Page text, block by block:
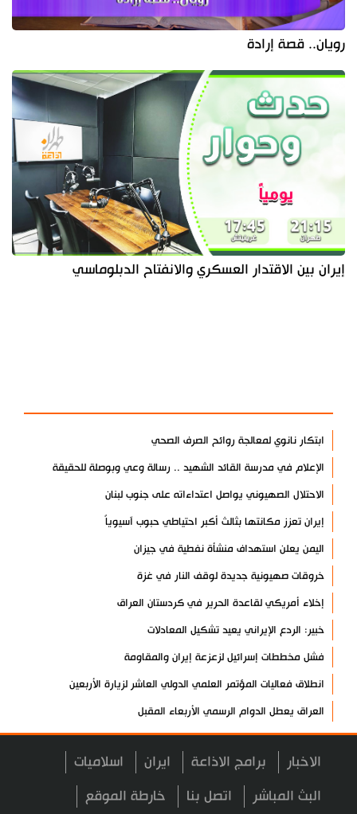
رويان.. قصة إرادة
إيران بين الاقتدار العسكري والانفتاح الدبلوماسي
ابتكار نانوي لمعالجة روائح الصرف الصحي
الإعلام في مدرسة القائد الشهيد .. رسالة وعي وبوصلة للحقيقة
الاحتلال الصهيوني يواصل اعتداءاته على جنوب لبنان
إيران تعزز مكانتها بثالث أكبر احتياطي حبوب آسيوياً
اليمن يعلن استهداف منشأة نفطية في جيزان
خروقات صهيونية جديدة لوقف النار في غزة
إخلاء أمريكي لقاعدة الحرير في كردستان العراق
خبير: الردع الإيراني يعيد تشكيل المعادلات
فشل مخططات إسرائيل لزعزعة إيران والمقاومة
انطلاق فعاليات المؤتمر العلمي الدولي العاشر لزيارة الأربعين
العراق يعطل الدوام الرسمي الأربعاء المقبل
مسؤول عسكري: نظامنا القائم في مضيق هرمز لا رجعة عنه
سيرة الشهداء المدافعين عن المراقد المقدسة في رحاب الثقافة
الاخبار برامج الاذاعة ايران اسلاميات
البث المباشر اتصل بنا خارطة الموقع